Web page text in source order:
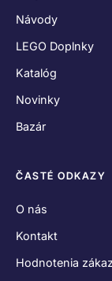
Návody
LEGO Doplnky
Katalóg
Novinky
Bazár
ČASTÉ ODKAZY
O nás
Kontakt
Hodnotenia